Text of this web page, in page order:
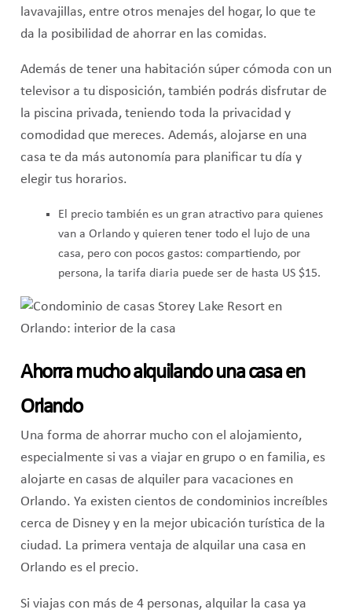
lavavajillas, entre otros menajes del hogar, lo que te
da la posibilidad de ahorrar en las comidas.
Además de tener una habitación súper cómoda con un
televisor a tu disposición, también podrás disfrutar de
la piscina privada, teniendo toda la privacidad y
comodidad que mereces. Además, alojarse en una
casa te da más autonomía para planificar tu día y
elegir tus horarios.
El precio también es un gran atractivo para quienes
van a Orlando y quieren tener todo el lujo de una
casa, pero con pocos gastos: compartiendo, por
persona, la tarifa diaria puede ser de hasta US $15.
Ahorra mucho alquilando una casa en
Orlando
Una forma de ahorrar mucho con el alojamiento,
especialmente si vas a viajar en grupo o en familia, es
alojarte en casas de alquiler para vacaciones en
Orlando. Ya existen cientos de condominios increíbles
cerca de Disney y en la mejor ubicación turística de la
ciudad. La primera ventaja de alquilar una casa en
Orlando es el precio.
Si viajas con más de 4 personas, alquilar la casa ya